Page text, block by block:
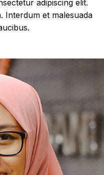
adipiscing elit.
Interdum et malesuada